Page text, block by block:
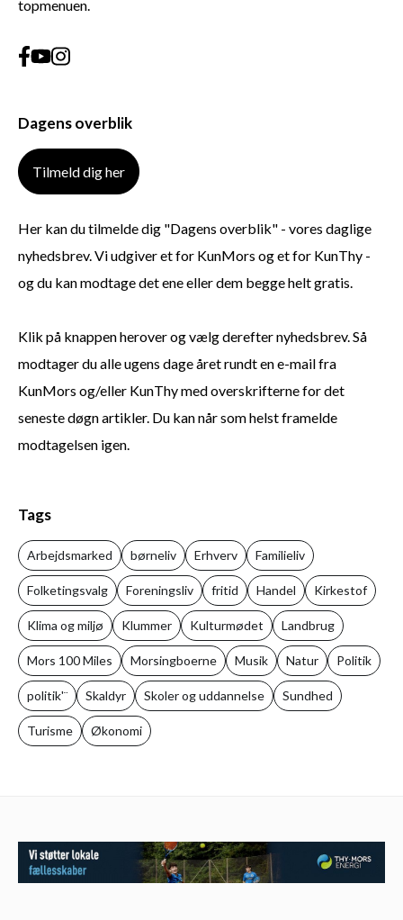
topmenuen.
Dagens overblik
Tilmeld dig her
Her kan du tilmelde dig "Dagens overblik" - vores daglige
nyhedsbrev. Vi udgiver et for KunMors og et for KunThy -
og du kan modtage det ene eller dem begge helt gratis.
Klik på knappen herover og vælg derefter nyhedsbrev. Så
modtager du alle ugens dage året rundt en e-mail fra
KunMors og/eller KunThy med overskrifterne for det
seneste døgn artikler. Du kan når som helst framelde
modtagelsen igen.
Tags
Arbejdsmarked børneliv Erhverv Familieliv
Folketingsvalg Foreningsliv fritid Handel Kirkestof
Klima og miljø Klummer Kulturmødet Landbrug
Mors 100 Miles Morsingboerne Musik Natur Politik
politik'¨ Skaldyr Skoler og uddannelse Sundhed
Turisme Økonomi